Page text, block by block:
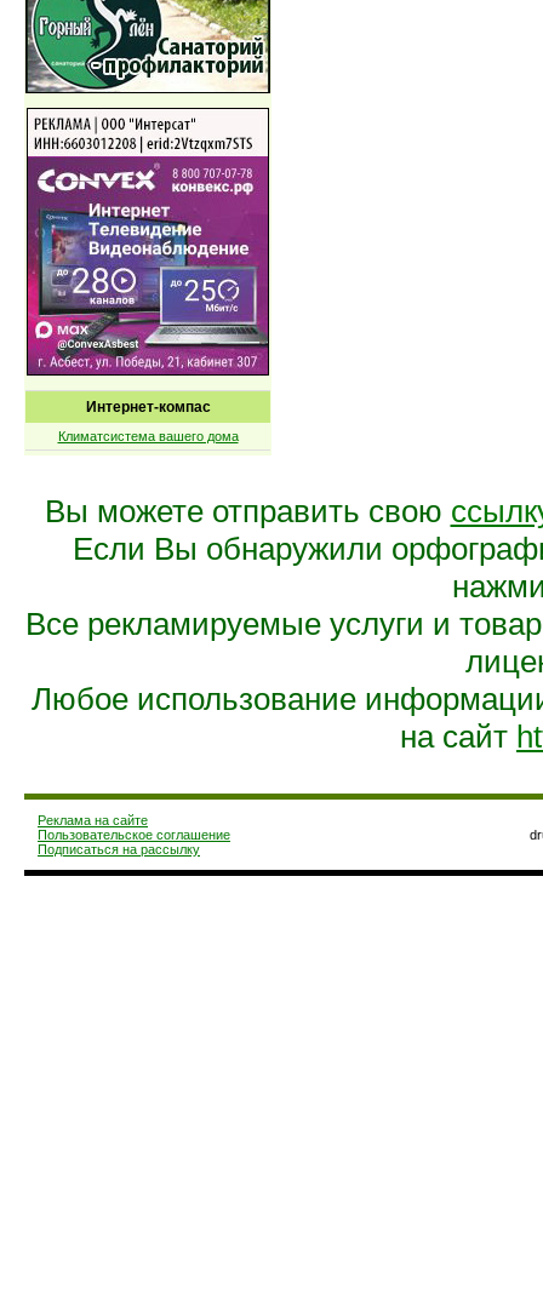
Интернет-компас
Климатсистема вашего дома
Вы можете отправить свою
Если Вы обнаружили
Все рекламируемые услуги и
Любое использование
на сайт
Реклама на сайте
Пользовательское соглашение
Подписаться на рассылку